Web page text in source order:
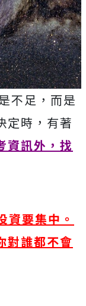
不足，而是
定時，有著
資訊外，找
資要集中。
對誰都不會